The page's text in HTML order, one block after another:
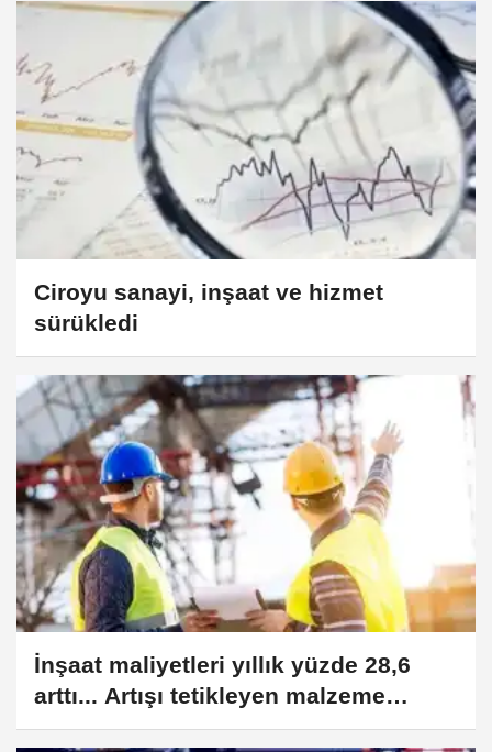
Ciroyu sanayi, inşaat ve hizmet
sürükledi
İnşaat maliyetleri yıllık yüzde 28,6
arttı... Artışı tetikleyen malzeme
maliyetleri oldu